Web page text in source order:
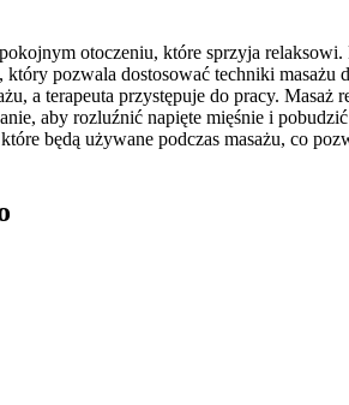
otoczeniu, które sprzyja relaksowi.
pozwala dostosować techniki
a terapeuta przystępuje do pracy.
aby rozluźnić napięte mięśnie i
będą używane podczas masażu, co